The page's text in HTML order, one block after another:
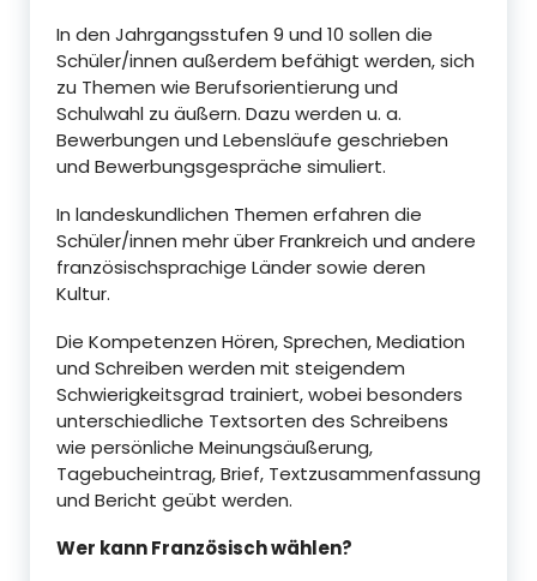
In den Jahrgangsstufen 9 und 10 sollen die
Schüler/innen außerdem befähigt werden, sich
zu Themen wie Berufsorientierung und
Schulwahl zu äußern. Dazu werden u. a.
Bewerbungen und Lebensläufe geschrieben
und Bewerbungsgespräche simuliert.
In landeskundlichen Themen erfahren die
Schüler/innen mehr über Frankreich und andere
französischsprachige Länder sowie deren
Kultur.
Die Kompetenzen Hören, Sprechen, Mediation
und Schreiben werden mit steigendem
Schwierigkeitsgrad trainiert, wobei besonders
unterschiedliche Textsorten des Schreibens
wie persönliche Meinungsäußerung,
Tagebucheintrag, Brief, Textzusammenfassung
und Bericht geübt werden.
Wer kann Französisch wählen?